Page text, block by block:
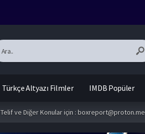
Türkçe Altyazı Filmler IMDB Popüler
Telif ve Diğer Konular için : boxreport@proton.me